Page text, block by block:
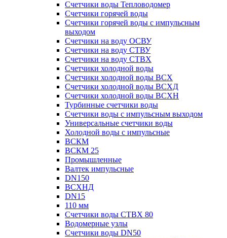
Счетчики воды Тепловодомер
Счетчики горячей воды
Счетчики горячей воды с импульсным
выходом
Счетчики на воду ОСВУ
Счетчики на воду СТВУ
Счетчики на воду СТВХ
Счетчики холодной воды
Счетчики холодной воды ВСХ
Счетчики холодной воды ВСХД
Счетчики холодной воды ВСХН
Турбинные счетчики воды
Счетчики воды с импульсным выходом
Универсальные счетчики воды
Холодной воды с импульсные
ВСКМ
ВСКМ 25
Промышленные
Валтек импульсные
DN150
ВСХНД
DN15
110 мм
Счетчики воды СТВХ 80
Водомерные узлы
Счетчики воды DN50